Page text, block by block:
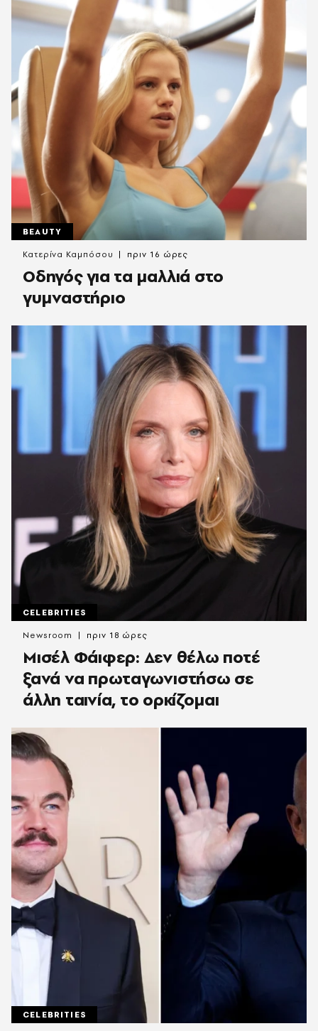
BEAUTY
Οδηγός για τα μαλλιά στο
γυμναστήριο
Κατερίνα Καμπόσου πριν 16 ώρες
CELEBRITIES
Μισέλ Φάιφερ: Δεν θέλω ποτέ
ξανά να πρωταγωνιστήσω σε
άλλη ταινία, το ορκίζομαι
Newsroom πριν 18 ώρες
CELEBRITIES